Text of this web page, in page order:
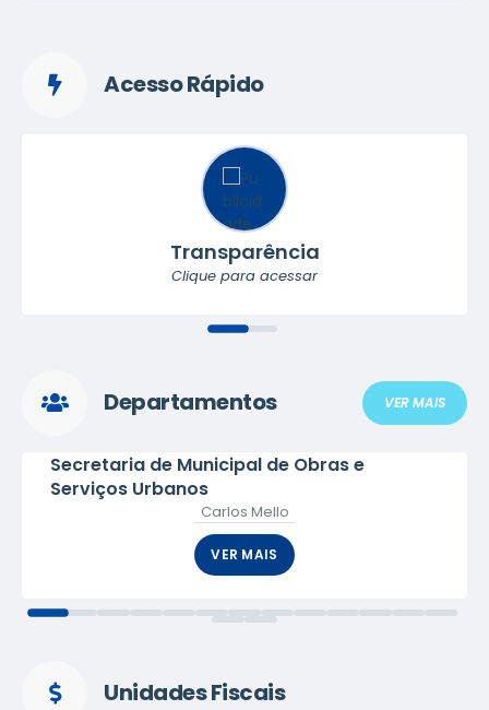
Acesso Rápido
Transparência
Clique para acessar
Departamentos VER MAIS
Secretaria de Municipal de
Unidades Fiscais